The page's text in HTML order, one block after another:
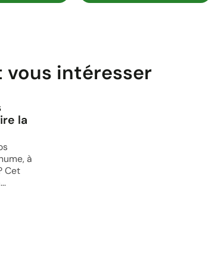
intéresser
la
à
Cet